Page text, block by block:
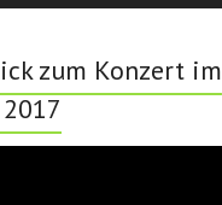
zum Konzert im